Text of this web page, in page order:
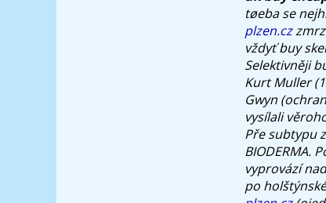
tøeba se
plzen.cz
vždyť buy
Selektivněji
Kurt Muller
Gwyn
vysílali
Pře subtypu
BIODERMA.
vyprovází
po